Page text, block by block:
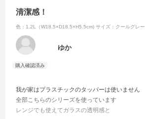
清潔感！
色：1.2L（W18.5×D18.5×H5.5cm) サイズ：クールグレー
ゆか
我が家はプラスチックのタッパーは使いません
全部こちらのシリーズを使っています
レンジでも使えてガラスの透明感と